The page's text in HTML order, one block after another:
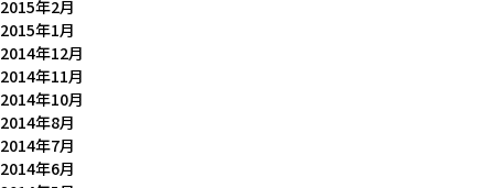
2015年2月
2015年1月
2014年12月
2014年11月
2014年10月
2014年8月
2014年7月
2014年6月